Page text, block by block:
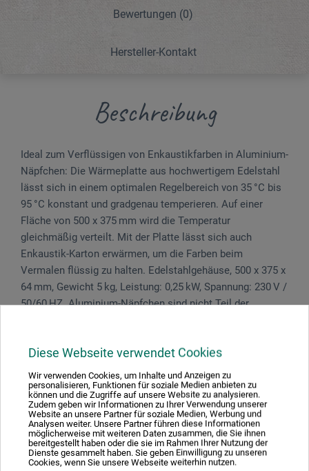
Diese Webseite verwendet Cookies
Wir verwenden Cookies, um Inhalte und Anzeigen zu
personalisieren, Funktionen für soziale Medien anbieten zu
können und die Zugriffe auf unsere Website zu analysieren.
Zudem geben wir Informationen zu Ihrer Verwendung unserer
Website an unsere Partner für soziale Medien, Werbung und
Analysen weiter. Unsere Partner führen diese Informationen
möglicherweise mit weiteren Daten zusammen, die Sie ihnen
bereitgestellt haben oder die sie im Rahmen Ihrer Nutzung der
Dienste gesammelt haben. Sie geben Einwilligung zu unseren
Cookies, wenn Sie unsere Webseite weiterhin nutzen.
Bewertungen (0)
Hersteller-Kontakt
Beschreibung
Ideal zum Verflüssigen von Enkaustikfarben in Alu­minium-
Näpfchen: Die Wärmeplatte aus hochwertigem Edelstahl
lässt sich in einem optimalen Regelbereich von 35 °C bis
95 °C konstant und gradgenau temperieren. Auf einer
Fläche von 500 x 375 mm wird die Temperatur
gleichmäßig verteilt. Mit der Platte lässt sich auch
Enkaustik-Karton erwärmen, um die Farben beim
Vermalen flüssig zu halten. Edelstahlgehäuse, 500 x 375 x
64 mm, Gewicht 5 kg, Leistung: 0,25 kW, Spannung: 230 V /
50/60 HZ. Aluminium-Näpfchen sind nicht Teil der
Produktbewertungen (0)
Schreiben Sie die erste Bewertung zu diesem Produkt